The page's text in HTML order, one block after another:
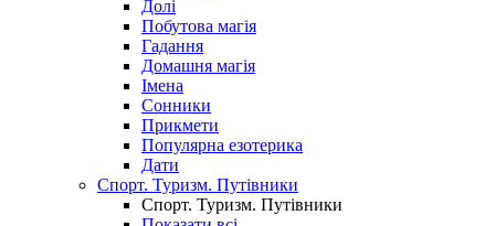
Долі
Побутова магія
Гадання
Домашня магія
Імена
Сонники
Прикмети
Популярна езотерика
Дати
Спорт. Туризм. Путівники
Спорт. Туризм. Путівники